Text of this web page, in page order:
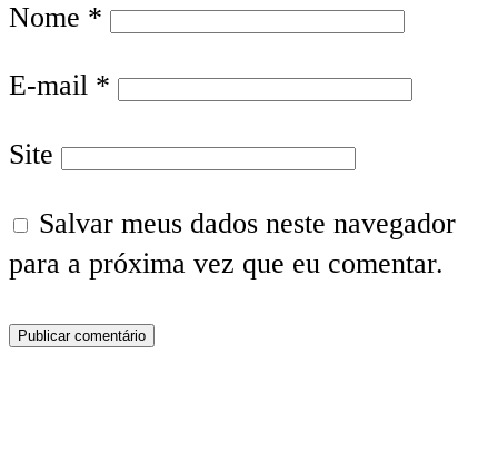
Nome *
E-mail *
Site
Salvar meus dados neste navegador
para a próxima vez que eu comentar.